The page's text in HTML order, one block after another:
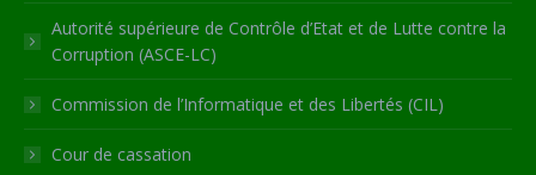
Autorité supérieure de Contrôle d’Etat et de Lutte contre la
Corruption (ASCE-LC)
Commission de l’Informatique et des Libertés (CIL)
Cour de cassation